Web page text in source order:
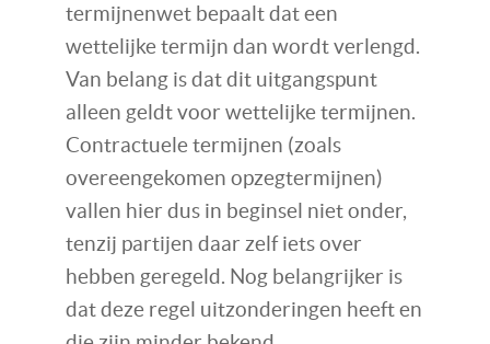
termijnenwet bepaalt dat een
wettelijke termijn dan wordt verlengd.
Van belang is dat dit uitgangspunt
alleen geldt voor wettelijke termijnen.
Contractuele termijnen (zoals
overeengekomen opzegtermijnen)
vallen hier dus in beginsel niet onder,
tenzij partijen daar zelf iets over
hebben geregeld. Nog belangrijker is
dat deze regel uitzonderingen heeft en